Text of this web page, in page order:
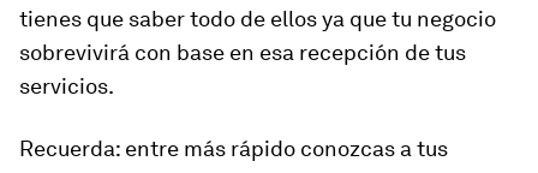
tienes que saber todo de ellos ya que tu negocio
sobrevivirá con base en esa recepción de tus
servicios.
Recuerda: entre más rápido conozcas a tus